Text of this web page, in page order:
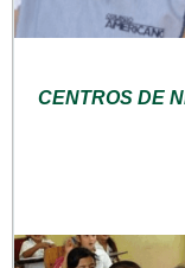
CENTROS DE